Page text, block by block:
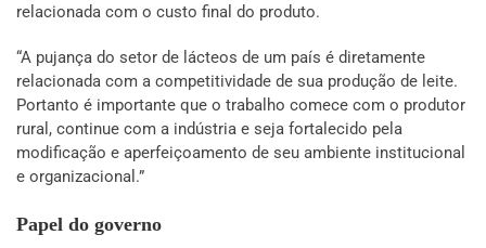
relacionada com o custo final do produto.
“A pujança do setor de lácteos de um país é diretamente
relacionada com a competitividade de sua produção de leite.
Portanto é importante que o trabalho comece com o produtor
rural, continue com a indústria e seja fortalecido pela
modificação e aperfeiçoamento de seu ambiente institucional
e organizacional.”
Papel do governo